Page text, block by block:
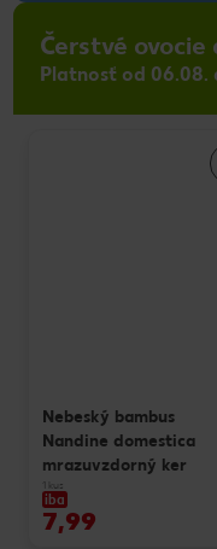
Čerstvé
Platnosť od 06.08.
Nebeský bambus
Nandine domestica
mrazuvzdorný ker
1 kus
iba
7,99